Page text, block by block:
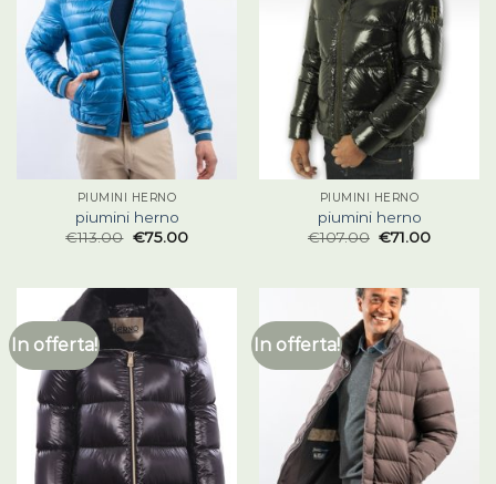
PIUMINI HERNO
piumini herno
€113.00 €75.00
PIUMINI HERNO
piumini herno
€107.00 €71.00
In offerta! In offerta!